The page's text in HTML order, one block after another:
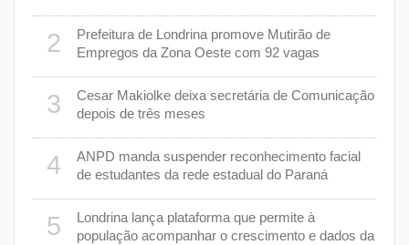
2
Prefeitura de Londrina promove Mutirão de
Empregos da Zona Oeste com 92 vagas
3
Cesar Makiolke deixa secretária de Comunicação
depois de três meses
4
ANPD manda suspender reconhecimento facial
de estudantes da rede estadual do Paraná
5
Londrina lança plataforma que permite à
população acompanhar o crescimento e dados da